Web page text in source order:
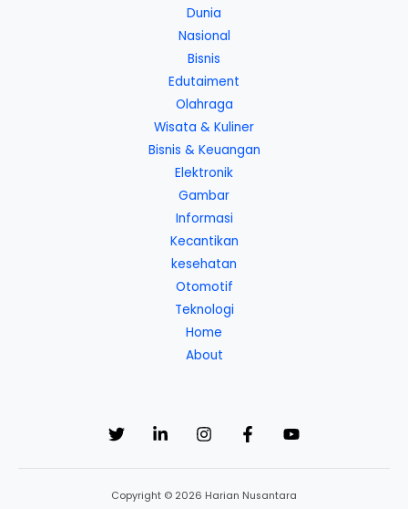
Dunia
Nasional
Bisnis
Edutaiment
Olahraga
Wisata & Kuliner
Bisnis & Keuangan
Elektronik
Gambar
Informasi
Kecantikan
kesehatan
Otomotif
Teknologi
Home
About
Copyright © 2026 Harian Nusantara